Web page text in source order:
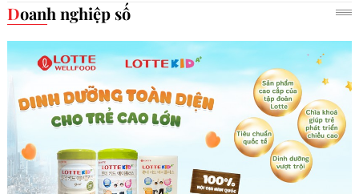
Doanh nghiệp số